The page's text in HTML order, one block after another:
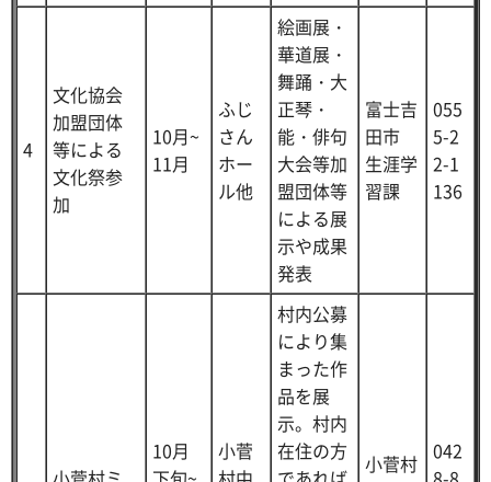
4
文化協会
加盟団体
等による
文化祭参
加
10月~
11月
ふじ
さん
ホー
ル他
絵画展・
華道展・
舞踊・大
正琴・
能・俳句
大会等加
盟団体等
による展
示や成果
発表
富士吉
田市
生涯学
習課
055
5-2
2-1
136
10月
小菅
村内公募
により集
まった作
品を展
示。村内
在住の方
小菅村 042